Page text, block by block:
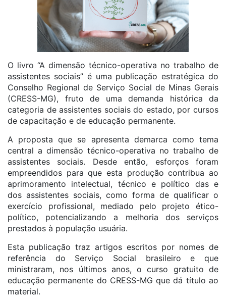
O livro “A dimensão técnico-operativa no trabalho de
assistentes sociais” é uma publicação estratégica do
Conselho Regional de Serviço Social de Minas Gerais
(CRESS-MG), fruto de uma demanda histórica da
categoria de assistentes sociais do estado, por cursos
de capacitação e de educação permanente.
A proposta que se apresenta demarca como tema
central a dimensão técnico-operativa no trabalho de
assistentes sociais. Desde então, esforços foram
empreendidos para que esta produção contribua ao
aprimoramento intelectual, técnico e político das e
dos assistentes sociais, como forma de qualificar o
exercício profissional, mediado pelo projeto ético-
político, potencializando a melhoria dos serviços
prestados à população usuária.
Esta publicação traz artigos escritos por nomes de
referência do Serviço Social brasileiro e que
ministraram, nos últimos anos, o curso gratuito de
educação permanente do CRESS-MG que dá título ao
material.